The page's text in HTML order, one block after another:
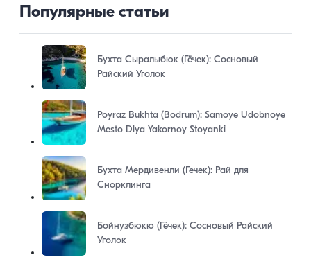
Популярные статьи
Бухта Сыралыбюк (Гёчек): Сосновый
Райский Уголок
Poyraz Bukhta (Bodrum): Samoye Udobnoye
Mesto Dlya Yakornoy Stoyanki
Бухта Мердивенли (Гечек): Рай для
Снорклинга
Бойнузбюкю (Гёчек): Сосновый Райский
Уголок